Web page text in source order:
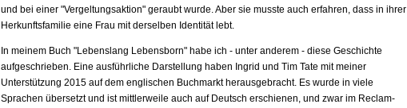
und bei einer "Vergeltungsaktion" geraubt wurde. Aber sie musste auch erfahren, dass in ihrer
Herkunftsfamilie eine Frau mit derselben Identität lebt.
In meinem Buch "Lebenslang Lebensborn" habe ich - unter anderem - diese Geschichte
aufgeschrieben. Eine ausführliche Darstellung haben Ingrid und Tim Tate mit meiner
Unterstützung 2015 auf dem englischen Buchmarkt herausgebracht. Es wurde in viele
Sprachen übersetzt und ist mittlerweile auch auf Deutsch erschienen, und zwar im Reclam-